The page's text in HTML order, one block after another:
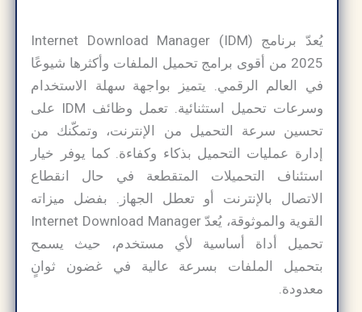
يُعدّ برنامج Internet Download Manager (IDM)
2025 من أقوى برامج تحميل الملفات وأكثرها شيوعًا
في العالم الرقمي. يتميز بواجهة سهلة الاستخدام
وسرعات تحميل استثنائية. تعمل وظائف IDM على
تحسين سرعة التحميل من الإنترنت، وتمكّنك من
إدارة عمليات التحميل بذكاء وكفاءة. كما يوفر خيار
استئناف التحميلات المتقطعة في حال انقطاع
الاتصال بالإنترنت أو تعطل الجهاز. بفضل ميزاته
القوية والموثوقة، يُعدّ Internet Download Manager
تحميل أداة أساسية لأي مستخدم، حيث يسمح
بتحميل الملفات بسرعة عالية في غضون ثوانٍ
معدودة.